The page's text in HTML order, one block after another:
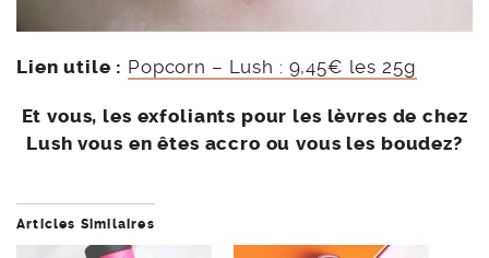
Lien utile : Popcorn – Lush : 9,45€ les 25g
Et vous, les exfoliants pour les lèvres de chez
Lush vous en êtes accro ou vous les boudez?
Articles Similaires